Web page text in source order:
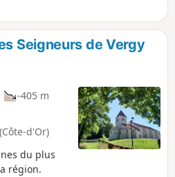
qu'une passerelle permet
risque pour rejoindre
balade idéale pour tous.
Seigneurs de Vergy
-405 m
d'Or)
du plus
région.